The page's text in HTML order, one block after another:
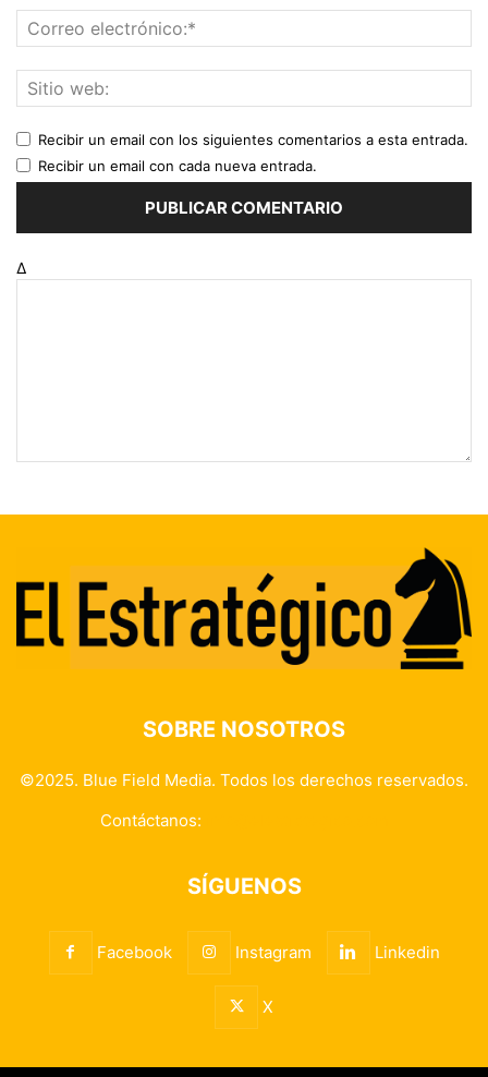
Recibir un email con los siguientes comentarios a esta entrada.
Recibir un email con cada nueva entrada.
Δ
SOBRE NOSOTROS
©2025. Blue Field Media. Todos los derechos reservados.
Contáctanos:
SÍGUENOS
Facebook Instagram Linkedin
X